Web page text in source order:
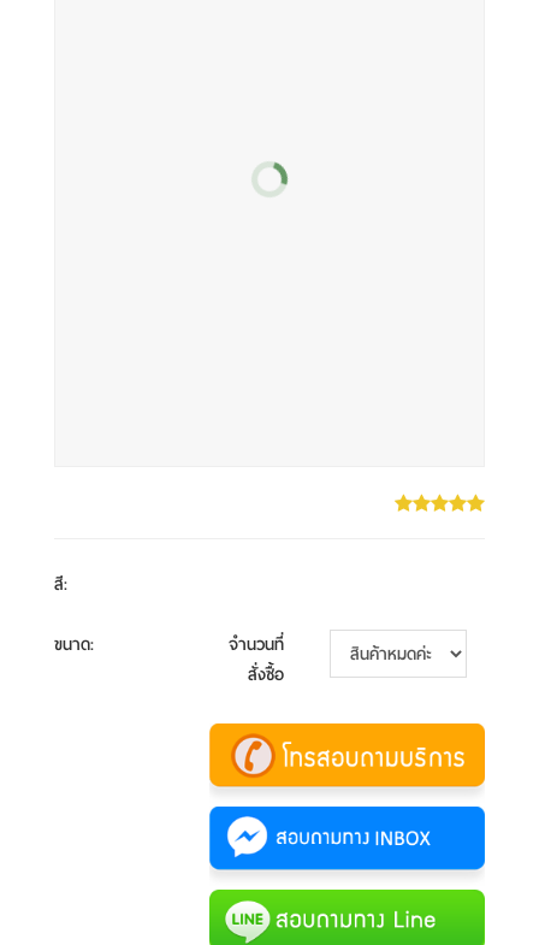
สี:
ขนาด:
จำนวนที่
สั่งซื้อ